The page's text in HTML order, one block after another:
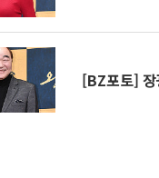
[BZ포토]